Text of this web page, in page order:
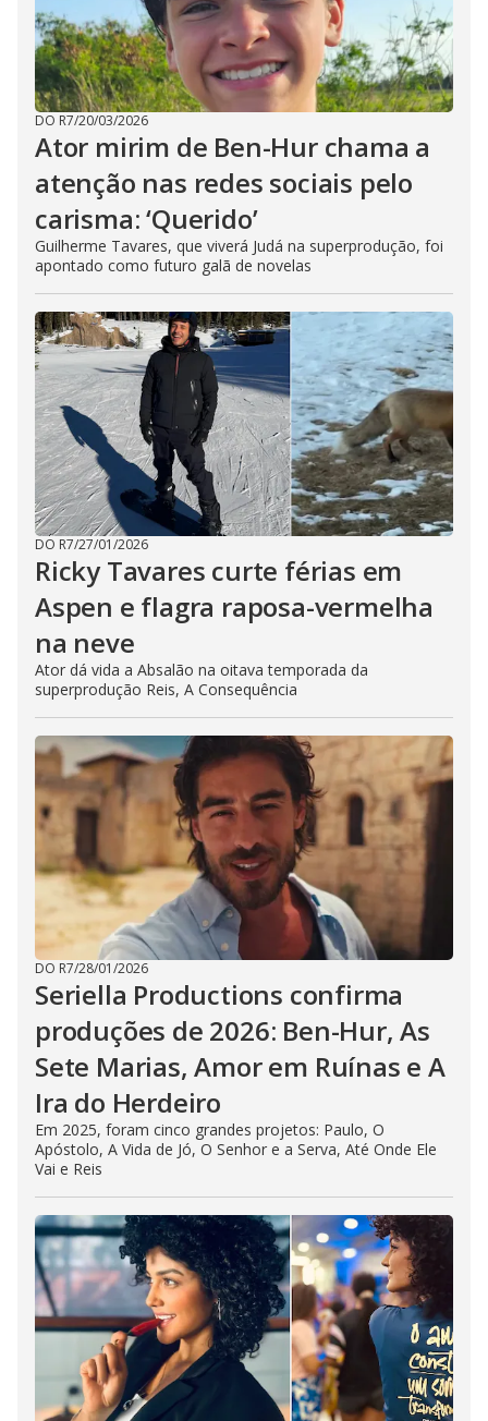
DO R7/20/03/2026
Ator mirim de Ben-Hur chama a
atenção nas redes sociais pelo
carisma: ‘Querido’
Guilherme Tavares, que viverá Judá na superprodução, foi
apontado como futuro galã de novelas
DO R7/27/01/2026
Ricky Tavares curte férias em
Aspen e flagra raposa-vermelha
na neve
Ator dá vida a Absalão na oitava temporada da
superprodução Reis, A Consequência
DO R7/28/01/2026
Seriella Productions confirma
produções de 2026: Ben-Hur, As
Sete Marias, Amor em Ruínas e A
Ira do Herdeiro
Em 2025, foram cinco grandes projetos: Paulo, O
Apóstolo, A Vida de Jó, O Senhor e a Serva, Até Onde Ele
Vai e Reis